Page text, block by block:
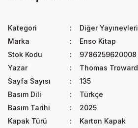
Kategori
Diğer Yayınevleri
Marka
Enso Kitap
Stok Kodu
9786259620008
Yazar
Thomas Troward
Sayfa Sayısı
135
Basım Dili
Türkçe
Basım Tarihi
2025
Kapak Türü
Karton Kapak